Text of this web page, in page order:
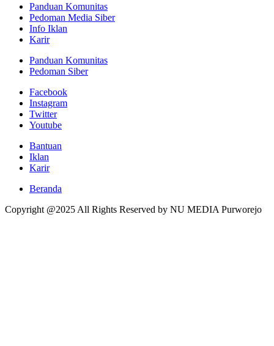
Panduan Komunitas
Pedoman Media Siber
Info Iklan
Karir
Panduan Komunitas
Pedoman Siber
Facebook
Instagram
Twitter
Youtube
Bantuan
Iklan
Karir
Beranda
Copyright @2025 All Rights Reserved by NU MEDIA Purworejo